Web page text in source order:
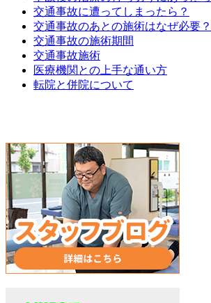
交通事故に遭ってしまったら？
交通事故のあとの施術はなぜ必要？
交通事故の施術期間
交通事故施術
医療機関との上手な通い方
転院と併院について